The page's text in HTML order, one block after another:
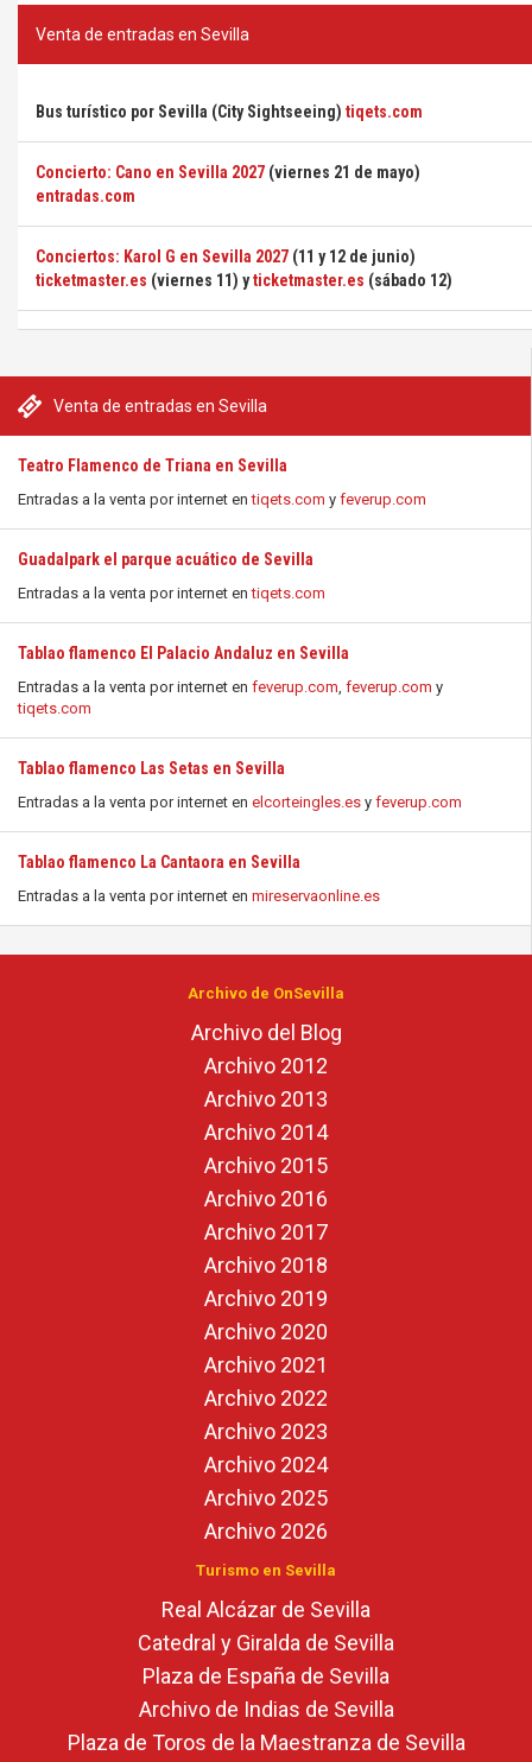
Venta de entradas en Sevilla
Teatro Flamenco de Triana en Sevilla
Entradas a la venta por internet entiqets.com y feverup.com
Guadalpark el parque acuático de Sevilla
Entradas a la venta por internet entiqets.com
Tablao flamenco El Palacio Andaluz en Sevilla
Entradas a la venta por internet en feverup.com, feverup.com y
tiqets.com
Tablao flamenco Las Setas en Sevilla
Entradas a la venta por internet en elcorteingles.es y feverup.com
Tablao flamenco La Cantaora en Sevilla
Entradas a la venta por internet en mireservaonline.es
Venta de entradas en Sevilla
Bus turístico por Sevilla (City Sightseeing) tiqets.com
Concierto: Cano en Sevilla 2027 (viernes 21 de mayo)
entradas.com
Conciertos: Karol G en Sevilla 2027 (11 y 12 de junio)
ticketmaster.es (viernes 11) yticketmaster.es (sábado 12)
Archivo de OnSevilla
Archivo del Blog
Archivo 2012
Archivo 2013
Archivo 2014
Archivo 2015
Archivo 2016
Archivo 2017
Archivo 2018
Archivo 2019
Archivo 2020
Archivo 2021
Archivo 2022
Archivo 2023
Archivo 2024
Archivo 2025
Archivo 2026
Turismo en Sevilla
Real Alcázar de Sevilla
Catedral y Giralda de Sevilla
Plaza de España de Sevilla
Archivo de Indias de Sevilla
Plaza de Toros de la Maestranza de Sevilla